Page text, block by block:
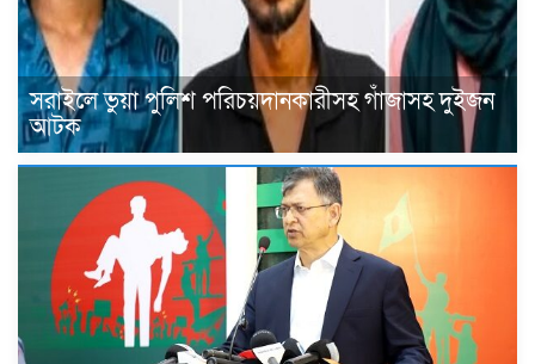
সরাইলে ভুয়া পুলিশ পরিচয়দানকারীসহ গাঁজাসহ দুইজন
আটক